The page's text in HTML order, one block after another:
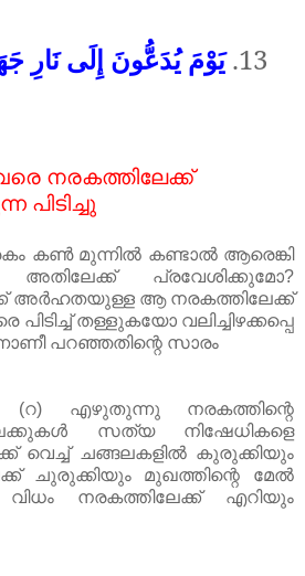
13. يَوْمَ يُدَعُّونَ إِلَى نَارِ
നരകത്തിലേക്ക്
പിടിച്ചു
കൺ മുന്നിൽ കണ്ടാൽ ആരെങ്കി
അതിലേക്ക് പ്രവേശിക്കുമോ?
അർഹതയുള്ള ആ നരകത്തിലേക്ക്
പിടിച്ച് തള്ളുകയോ വലിച്ചിഴക്കപ്പെ
പറഞ്ഞതിന്റെ സാരം
റ) എഴുതുന്നു നരകത്തിന്റെ
സത്യ നിഷേധികളെ
വെച്ച് ചങ്ങലകളിൽ കുരുക്കിയും
ചുരുക്കിയും മുഖത്തിന്റെ മേൽ
നരകത്തിലേക്ക് എറിയും